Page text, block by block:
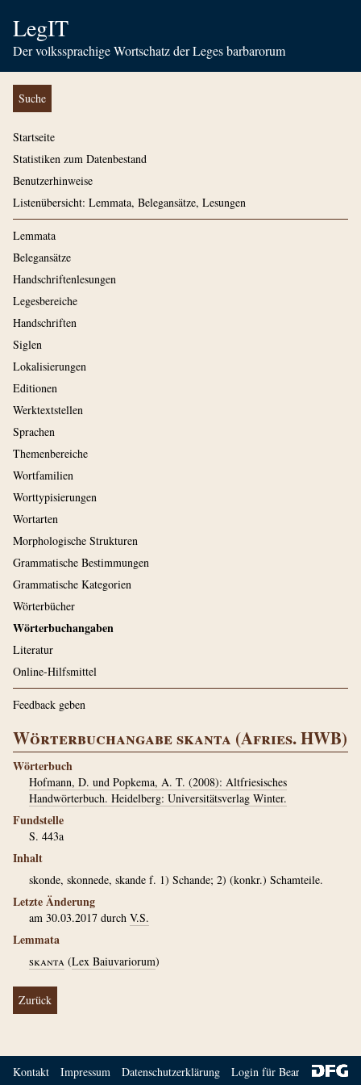
LegIT
Der volkssprachige Wortschatz der Leges barbarorum
Suche
Startseite
Statistiken zum Datenbestand
Benutzerhinweise
Listenübersicht: Lemmata, Belegansätze, Lesungen
Lemmata
Belegansätze
Handschriftenlesungen
Legesbereiche
Handschriften
Siglen
Lokalisierungen
Editionen
Werktextstellen
Sprachen
Themenbereiche
Wortfamilien
Worttypisierungen
Wortarten
Morphologische Strukturen
Grammatische Bestimmungen
Grammatische Kategorien
Wörterbücher
Wörterbuchangaben
Literatur
Online-Hilfsmittel
Feedback geben
Wörterbuchangabe skanta (Afries. HWB)
Wörterbuch
Hofmann, D. und Popkema, A. T. (2008): Altfriesisches
Handwörterbuch. Heidelberg: Universitätsverlag Winter.
Fundstelle
S. 443a
Inhalt
skonde, skonnede, skande f. 1) Schande; 2) (konkr.) Schamteile.
Letzte Änderung
am 30.03.2017 durch V.S.
Lemmata
skanta (Lex Baiuvariorum)
Zurück
Kontakt Impressum Datenschutzerklärung Login für Bearbeiter